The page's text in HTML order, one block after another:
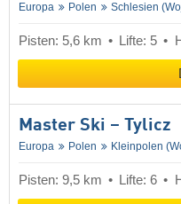
Europa Polen Schlesien
Pisten: 5,6 km Lifte: 5
Master Ski – Tylicz
Europa Polen Kleinpolen
Pisten: 9,5 km Lifte: 6